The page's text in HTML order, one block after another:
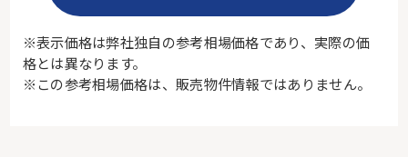
※表示価格は弊社独自の参考相場価格であり、実際の価
格とは異なります。
※この参考相場価格は、販売物件情報ではありません。